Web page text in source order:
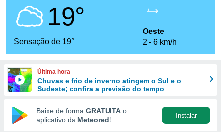
fornecidas
a este
das
e
forma
digital
19°
Sensação de 19°
Oeste
2
6 km/h
Última hora
Chuvas e frio de inverno atingem o Sul e o
Sudeste; confira a previsão do tempo
Baixe de forma GRATUITA o
aplicativo da Meteored!
Instalar